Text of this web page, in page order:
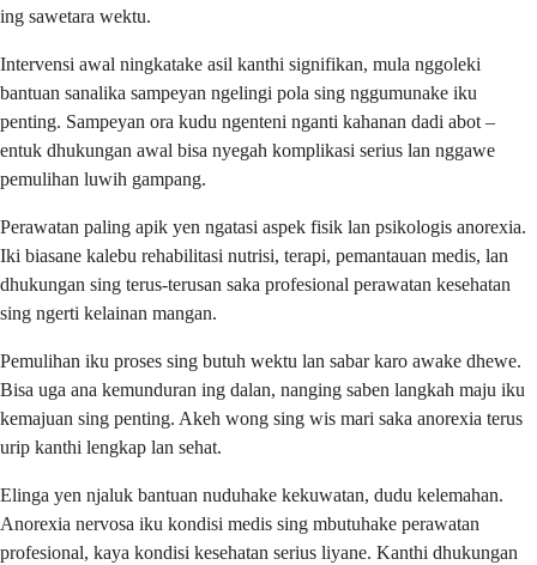
ing sawetara wektu.
Intervensi awal ningkatake asil kanthi signifikan, mula nggoleki
bantuan sanalika sampeyan ngelingi pola sing nggumunake iku
penting. Sampeyan ora kudu ngenteni nganti kahanan dadi abot –
entuk dhukungan awal bisa nyegah komplikasi serius lan nggawe
pemulihan luwih gampang.
Perawatan paling apik yen ngatasi aspek fisik lan psikologis anorexia.
Iki biasane kalebu rehabilitasi nutrisi, terapi, pemantauan medis, lan
dhukungan sing terus-terusan saka profesional perawatan kesehatan
sing ngerti kelainan mangan.
Pemulihan iku proses sing butuh wektu lan sabar karo awake dhewe.
Bisa uga ana kemunduran ing dalan, nanging saben langkah maju iku
kemajuan sing penting. Akeh wong sing wis mari saka anorexia terus
urip kanthi lengkap lan sehat.
Elinga yen njaluk bantuan nuduhake kekuwatan, dudu kelemahan.
Anorexia nervosa iku kondisi medis sing mbutuhake perawatan
profesional, kaya kondisi kesehatan serius liyane. Kanthi dhukungan